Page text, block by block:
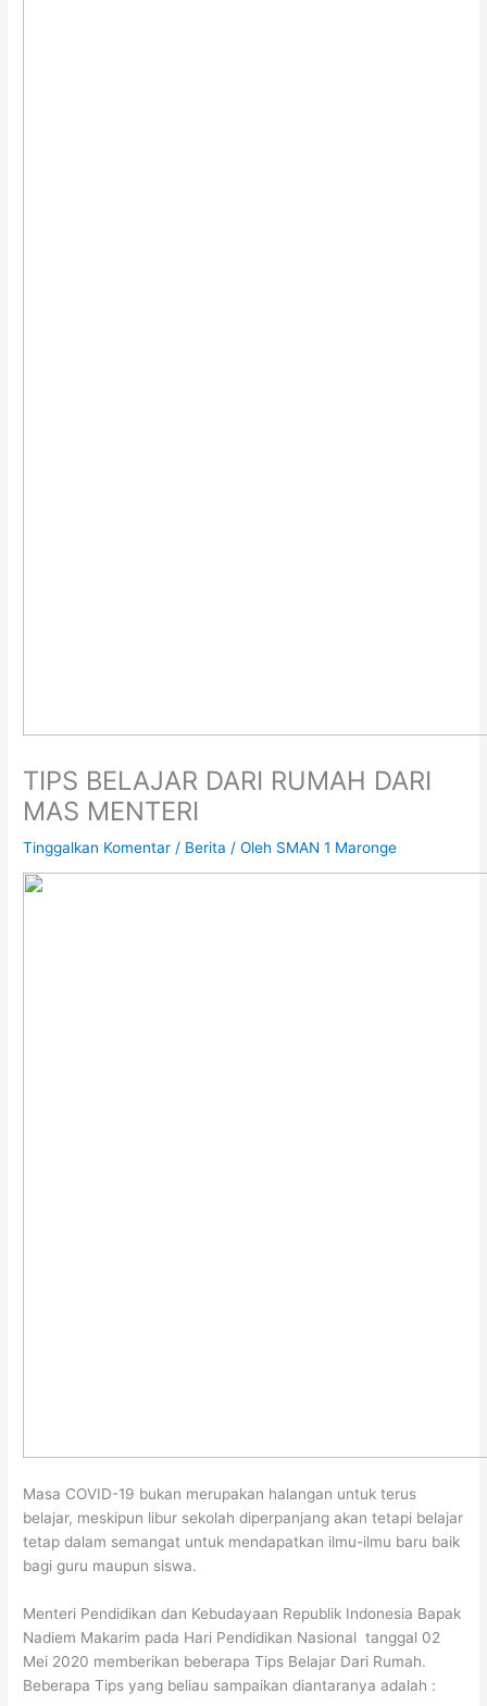
TIPS BELAJAR DARI RUMAH DARI
MAS MENTERI
Tinggalkan Komentar / Berita / Oleh SMAN 1 Maronge
Masa COVID-19 bukan merupakan halangan untuk terus
belajar, meskipun libur sekolah diperpanjang akan tetapi belajar
tetap dalam semangat untuk mendapatkan ilmu-ilmu baru baik
bagi guru maupun siswa.
Menteri Pendidikan dan Kebudayaan Republik Indonesia Bapak
Nadiem Makarim pada Hari Pendidikan Nasional tanggal 02
Mei 2020 memberikan beberapa Tips Belajar Dari Rumah.
Beberapa Tips yang beliau sampaikan diantaranya adalah :